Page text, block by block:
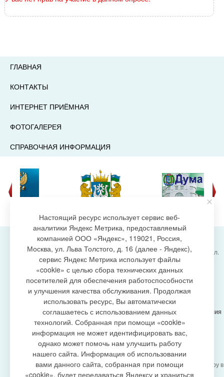
ГЛАВНАЯ
КОНТАКТЫ
ИНТЕРНЕТ ПРИЁМНАЯ
ФОТОГАЛЕРЕЯ
СПРАВОЧНАЯ ИНФОРМАЦИЯ
создание сайта
Администрация городского поселения Излучинск, ул.
Энергетиков, 6, пгт. Излучинск, Нижневартовский
район,
Ханты-Мансийский автономный округ-Югра
(Тюменская область), 628634
Сетевое изданиеhttps://www.gp-izluchinsk.ru
16+
Учредитель -Администрация городского поселения
Излучинск
Главный редактор - Бурич Денис Ярославович
Телефон/факс: (3466) 28-13-77 , e-mail:
admizl@rambler.ru
Сетевое изданиеhttps://www.gp-izluchinsk.ru
зарегистрировано Федеральной службой по надзору в
сфере связи,
Настоящий ресурс использует сервис веб-
аналитики Яндекс Метрика, предоставляемый
компанией ООО «Яндекс», 119021, Россия,
Москва, ул. Льва Толстого, д. 16 (далее - Яндекс),
сервис Яндекс Метрика использует файлы
«cookie» с целью сбора технических данных
посетителей для обеспечения работоспособности
и улучшения качества обслуживания. Продолжая
использовать ресурс, Вы автоматически
соглашаетесь с использованием данных
технологий. Собранная при помощи «cookie»
информация не может идентифицировать вас,
однако может помочь нам улучшить работу
нашего сайта. Информация об использовании
вами данного сайта, собранная при помощи
«cookie», будет передаваться Яндексу и храниться